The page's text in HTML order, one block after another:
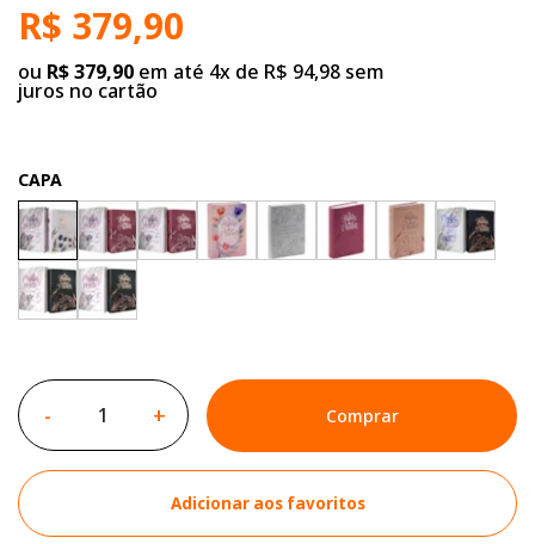
R$ 379,90
ou R$ 379,90 em até 4x de R$ 94,98 sem
juros no cartão
CAPA
- + Comprar
Adicionar aos favoritos